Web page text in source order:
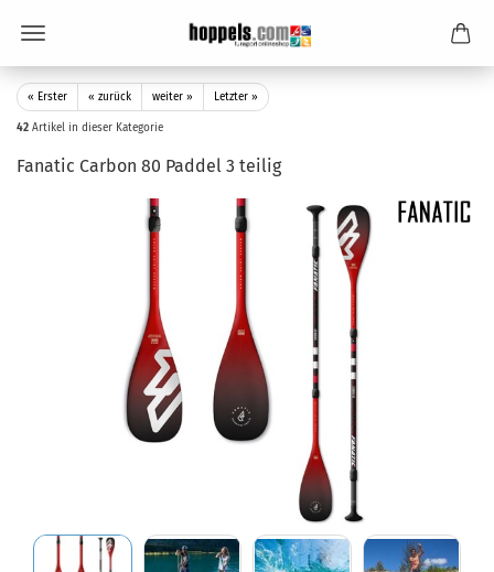
« Erster « zurück weiter » Letzter »
42 Artikel in dieser Kategorie
Fanatic Carbon 80 Paddel 3 teilig